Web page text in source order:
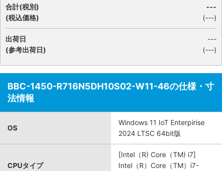
合計(税別)
(税込価格)
---
(---)
出荷日
(参考出荷日)
---
(---)
BBC-1450-R716N5DH10S02-W11-46の仕様・寸
法情報
OS
Windows 11 IoT Enterpirise
2024 LTSC 64bit版
CPUタイプ
[Intel（R) Core（TM) i7]
Intel（R）Core（TM）i7-